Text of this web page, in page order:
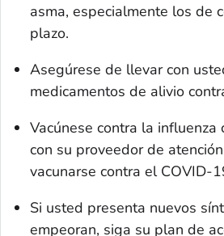
asma, especialmente los de
plazo.
Asegúrese de llevar con
medicamentos de alivio
Vacúnese contra la influenza
con su proveedor de
vacunarse contra el COVID-
Si usted presenta nuevos
empeoran, siga su plan de